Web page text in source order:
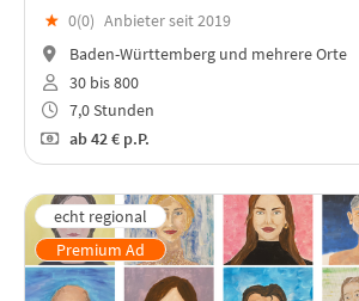
★ 0(0) Anbieter seit 2019
Baden-Württemberg und mehrere Orte
30 bis 800
7,0 Stunden
ab42 € p.P.